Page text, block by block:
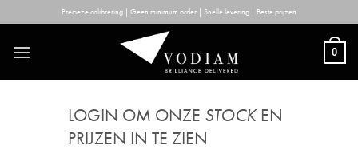
to
content
Precieze calibrering | Geen minimum order | Snelle levering | Beste prijzen
0
LOGIN OM ONZE STOCKEN
PRIJZEN IN TE ZIEN